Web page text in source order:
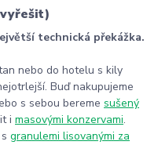
technická překážka.
nebo do hotelu s kily
Buď nakupujeme
s sebou bereme sušený
i masovými konzervami.
granulemi lisovanými za